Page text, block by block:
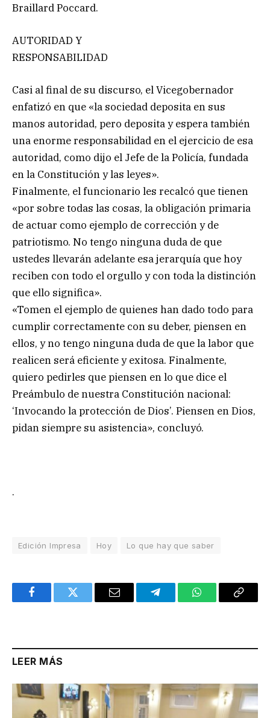
Braillard Poccard.
AUTORIDAD Y
RESPONSABILIDAD
Casi al final de su discurso, el Vicegobernador
enfatizó en que «la sociedad deposita en sus
manos autoridad, pero deposita y espera también
una enorme responsabilidad en el ejercicio de esa
autoridad, como dijo el Jefe de la Policía, fundada
en la Constitución y las leyes».
Finalmente, el funcionario les recalcó que tienen
«por sobre todas las cosas, la obligación primaria
de actuar como ejemplo de corrección y de
patriotismo. No tengo ninguna duda de que
ustedes llevarán adelante esa jerarquía que hoy
reciben con todo el orgullo y con toda la distinción
que ello significa».
«Tomen el ejemplo de quienes han dado todo para
cumplir correctamente con su deber, piensen en
ellos, y no tengo ninguna duda de que la labor que
realicen será eficiente y exitosa. Finalmente,
quiero pedirles que piensen en lo que dice el
Preámbulo de nuestra Constitución nacional:
‘Invocando la protección de Dios’. Piensen en Dios,
pidan siempre su asistencia», concluyó.
.
Edición Impresa Hoy Lo que hay que saber
FacebookTwitter Email TelegramWhatsAppCopy
LEER MÁS